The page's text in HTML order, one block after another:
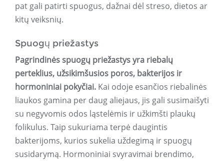
pat gali patirti spuogus, dažnai dėl streso, dietos ar
kitų veiksnių.
Spuogų priežastys
Pagrindinės spuogų priežastys yra riebalų
perteklius, užsikimšusios poros, bakterijos ir
hormoniniai pokyčiai. Kai odoje esančios riebalinės
liaukos gamina per daug aliejaus, jis gali susimaišyti
su negyvomis odos ląstelėmis ir užkimšti plaukų
folikulus. Taip sukuriama terpė daugintis
bakterijoms, kurios sukelia uždegimą ir spuogų
susidarymą. Hormoniniai svyravimai brendimo,